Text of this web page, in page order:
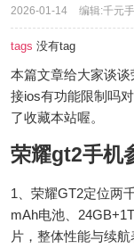
2026-01-14 编辑:千元
tags 没有tag
本篇文章给大家谈
接ios有功能限制吗
了收藏本站喔。
荣耀gt2手机
1、荣耀GT2定位两
mAh电池、
片，整体性能与续